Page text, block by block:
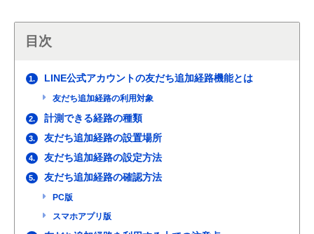
目次
1. LINE公式アカウントの友だち追加経路機能とは
友だち追加経路の利用対象
2. 計測できる経路の種類
3. 友だち追加経路の設置場所
4. 友だち追加経路の設定方法
5. 友だち追加経路の確認方法
PC版
スマホアプリ版